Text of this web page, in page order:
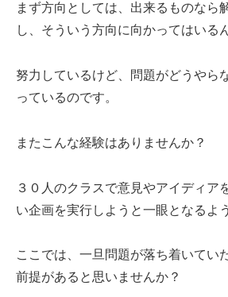
まず方向としては、出来るものなら
し、そういう方向に向かってはいる
努力しているけど、問題がどうやら
っているのです。
またこんな経験はありませんか？
３０人のクラスで意見やアイディア
い企画を実行しようと一眼となるよ
ここでは、一旦問題が落ち着いてい
前提があると思いませんか？